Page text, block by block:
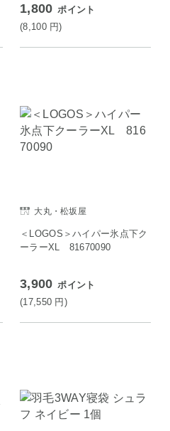
1,800 ポイント
(8,100 円)
大丸・松坂屋
＜LOGOS＞ハイパー氷点下ク
ーラーXL 81670090
3,900 ポイント
(17,550 円)